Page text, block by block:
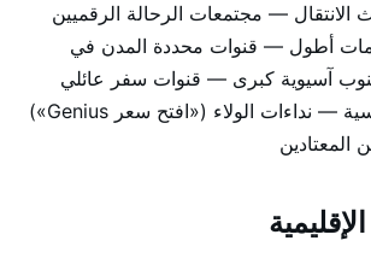
الانتقال — مجتمعات الرحالة الرقميين
أطول — قنوات محددة المدن في
آسيوية كبرى — قنوات سفر عائلي
حول العطل المدرسية — نداءات الولاء («افتح سعر Genius»)
المعتادين